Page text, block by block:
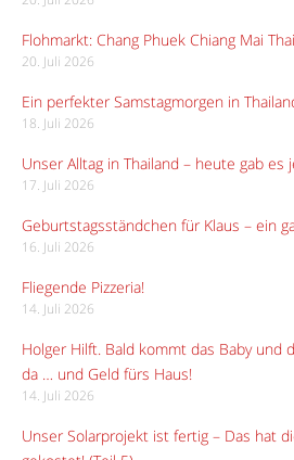
Flohmarkt: Chang Phuek Chiang Mai
20. Juli 2026
Ein perfekter Samstagmorgen in
18. Juli 2026
Unser Alltag in Thailand – heute gab es
17. Juli 2026
Geburtstagsständchen für Klaus – ein
16. Juli 2026
Fliegende Pizzeria!
14. Juli 2026
Holger Hilft. Bald kommt das Baby und
da … und Geld fürs Haus!
14. Juli 2026
Unser Solarprojekt ist fertig – Das hat